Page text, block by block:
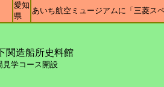
愛知
県
あいち航空ミュージアムに「三菱ス
関造船所史料館
見学コース開設